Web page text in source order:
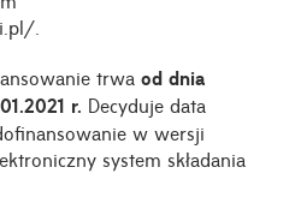
.
trwaod dnia
r. Decyduje data
w wersji
system składania